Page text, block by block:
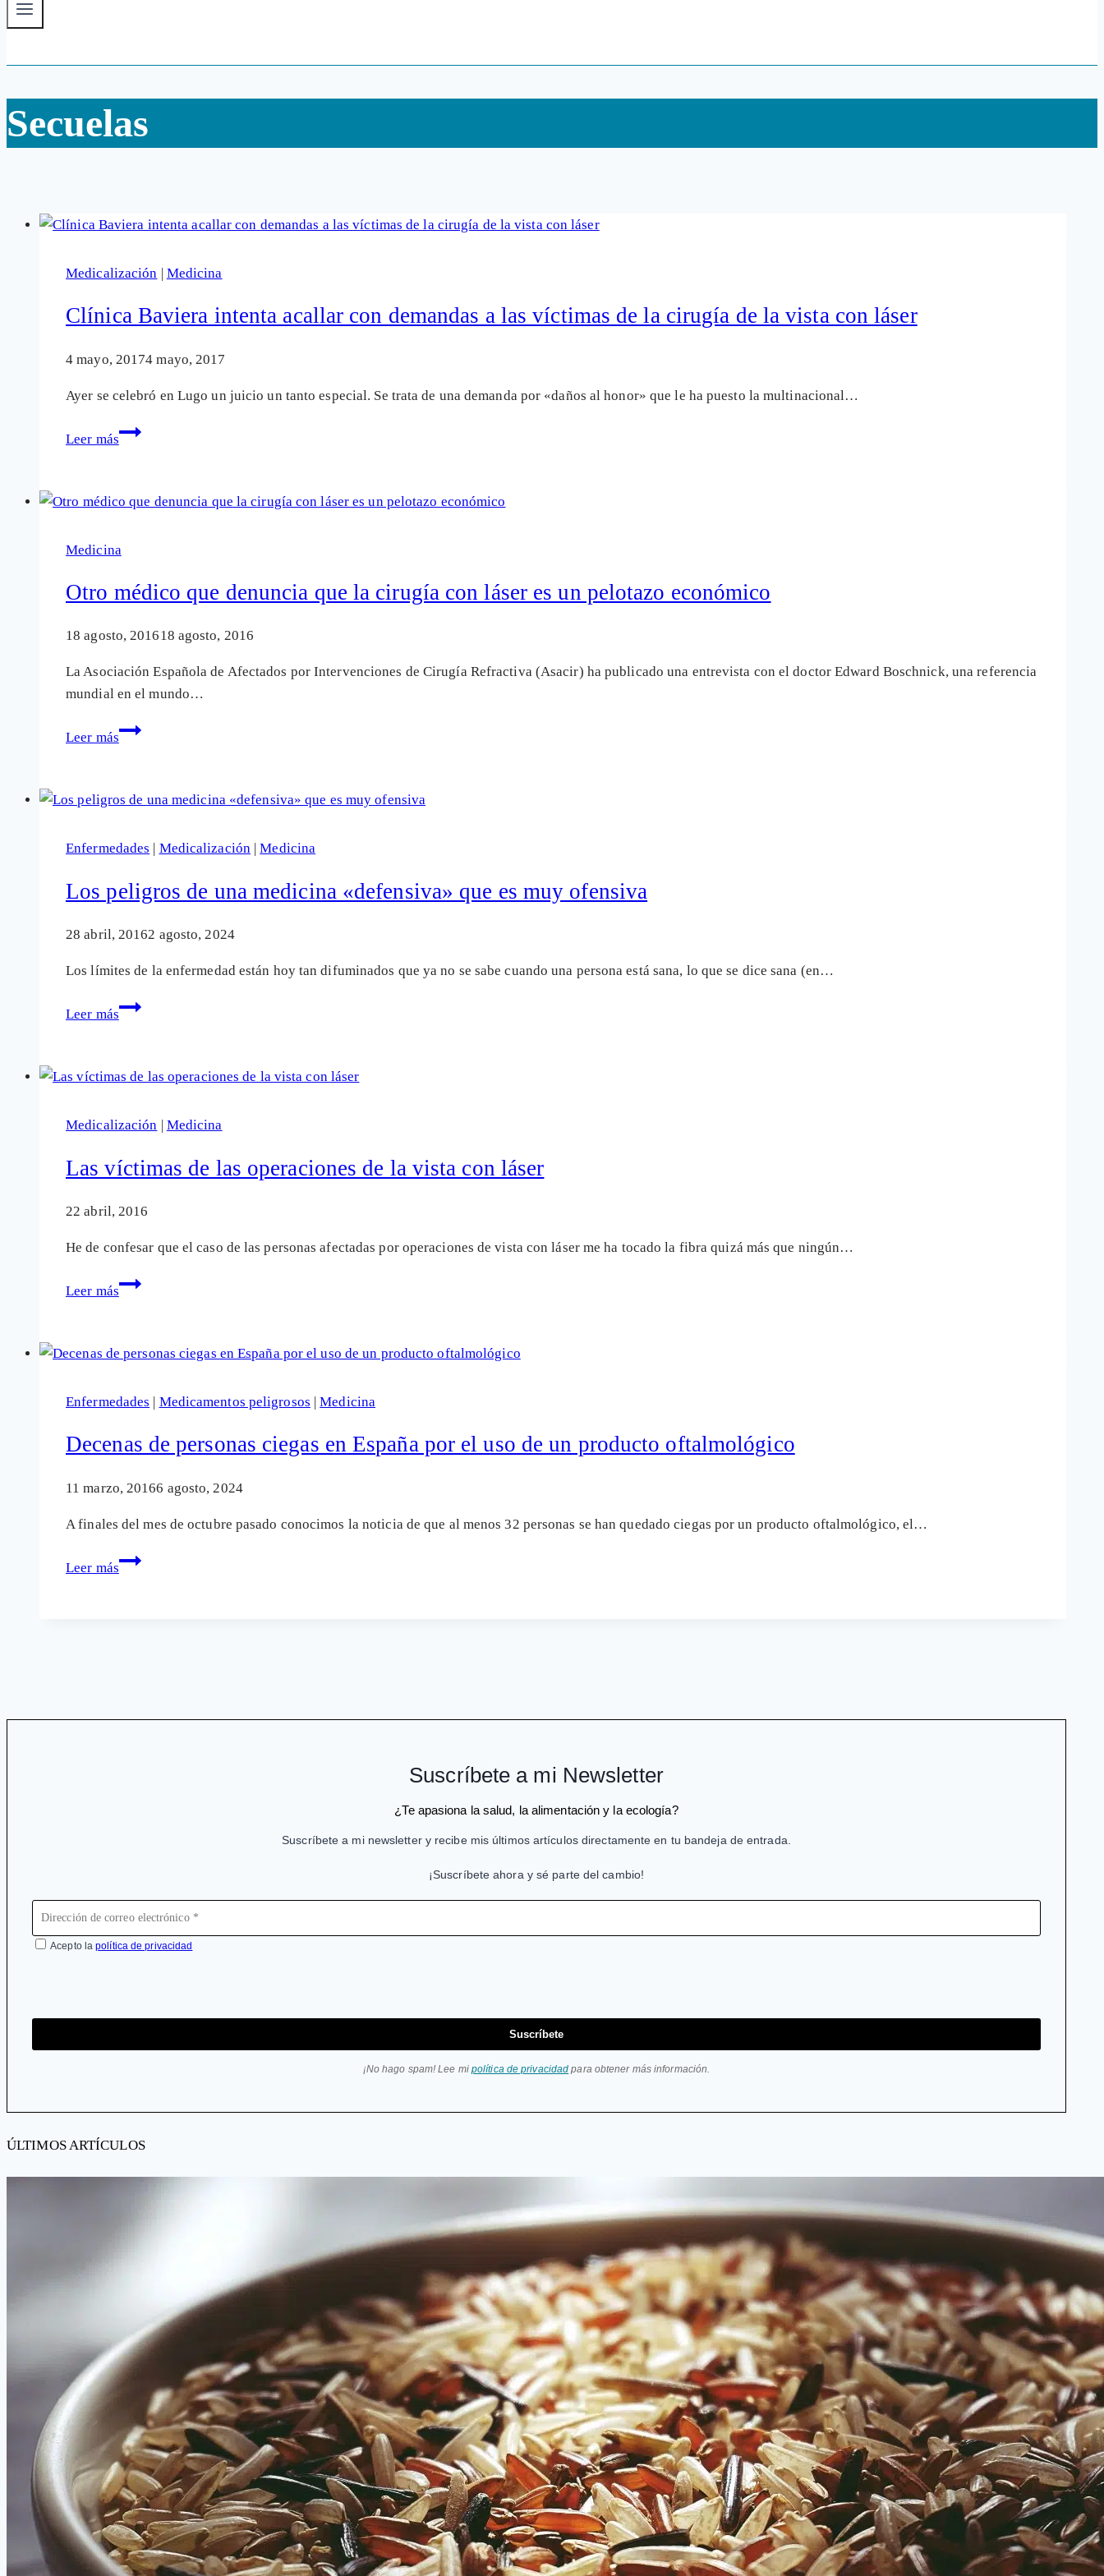
Secuelas
Medicalización | Medicina
Clínica Baviera intenta acallar con demandas a las víctimas de la cirugía de la vista con láser
4 mayo, 20174 mayo, 2017
Ayer se celebró en Lugo un juicio un tanto especial. Se trata de una demanda por «daños al honor» que le ha puesto la multinacional…
Leer más
Clínica
acallar
las
víctimas
de
cirugía
de
vista
Medicina
Otro médico que denuncia que la cirugía con láser es un pelotazo económico
18 agosto, 201618 agosto, 2016
La Asociación Española de Afectados por Intervenciones de Cirugía Refractiva (Asacir) ha publicado una entrevista con el doctor Edward Boschnick, una referencia
mundial en el mundo…
Leer más
Otro
denuncia
la
con
láser
es
pelotazo
Enfermedades Medicalización|Medicina
Los peligros de una medicina «defensiva» que es muy ofensiva
28 abril, 20162 agosto, 2024
Los límites de la enfermedad están hoy tan difuminados que ya no se sabe cuando una persona está sana, lo que se dice sana (en…
Leer más
Los
una
«defensiva»
es
muy
ofensiva
Medicalización Medicina
Las víctimas de las operaciones de la vista con láser
22 abril, 2016
He de confesar que el caso de las personas afectadas por operaciones de vista con láser me ha tocado la fibra quizá más que ningún…
Leer más
Las
las
de
vista
con
láser
Enfermedades | Medicamentos peligrosos |Medicina
Decenas de personas ciegas en España por el uso de un producto oftalmológico
11 marzo, 20166 agosto, 2024
A finales del mes de octubre pasado conocimos la noticia de que al menos 32 personas se han quedado ciegas por un producto oftalmológico, el…
Leer más
Decenas
Suscríbete a mi Newsletter
¿Te apasiona la salud, la alimentación y la ecología?
Suscríbete a mi newsletter y recibe mis últimos artículos directamente en tu bandeja de entrada.
¡Suscríbete ahora y sé parte del cambio!
Acepto lapolítica de privacidad
Suscríbete
¡No hago spam! Lee mi política de privacidad para obtener más información.
ÚLTIMOS ARTÍCULOS